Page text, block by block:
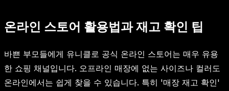
온라인 스토어 활용법과 재고 확인 팁
바쁜 부모들에게 유니클로 공식 온라인 스토어는 매우 유용
한 쇼핑 채널입니다. 오프라인 매장에 없는 사이즈나 컬러도
온라인에서는 쉽게 찾을 수 있습니다. 특히 '매장 재고 확인'